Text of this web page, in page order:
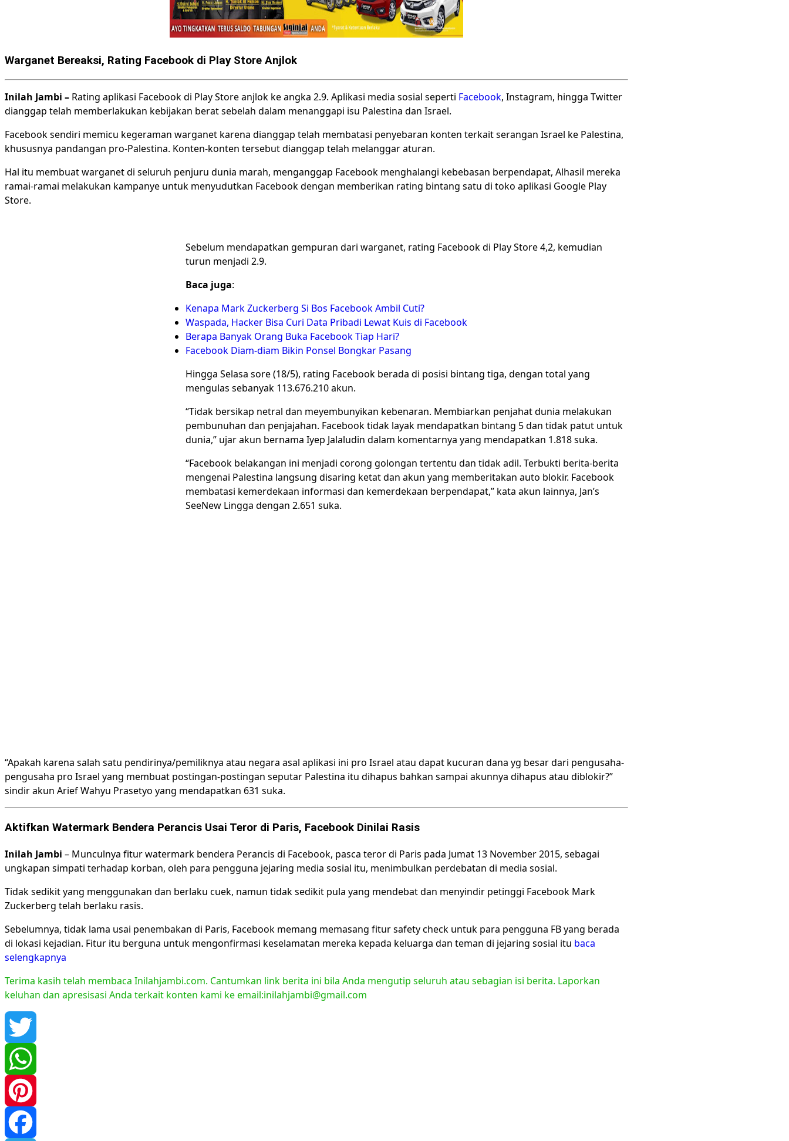
Warganet Bereaksi, Rating Facebook di Play Store Anjlok
Inilah Jambi – Rating aplikasi Facebook di Play Store anjlok ke angka 2.9. Aplikasi media sosial seperti Facebook, Instagram, hingga Twitter
dianggap telah memberlakukan kebijakan berat sebelah dalam menanggapi isu Palestina dan Israel.
Facebook sendiri memicu kegeraman warganet karena dianggap telah membatasi penyebaran konten terkait serangan Israel ke Palestina,
khususnya pandangan pro-Palestina. Konten-konten tersebut dianggap telah melanggar aturan.
Hal itu membuat warganet di seluruh penjuru dunia marah, menganggap Facebook menghalangi kebebasan berpendapat, Alhasil mereka
ramai-ramai melakukan kampanye untuk menyudutkan Facebook dengan memberikan rating bintang satu di toko aplikasi Google Play
Store.
Sebelum mendapatkan gempuran dari warganet, rating Facebook di Play Store 4,2, kemudian
turun menjadi 2.9.
Baca juga:
Kenapa Mark Zuckerberg Si Bos Facebook Ambil Cuti?
Waspada, Hacker Bisa Curi Data Pribadi Lewat Kuis di Facebook
Berapa Banyak Orang Buka Facebook Tiap Hari?
Facebook Diam-diam Bikin Ponsel Bongkar Pasang
Hingga Selasa sore (18/5), rating Facebook berada di posisi bintang tiga, dengan total yang
mengulas sebanyak 113.676.210 akun.
“Tidak bersikap netral dan meyembunyikan kebenaran. Membiarkan penjahat dunia melakukan
pembunuhan dan penjajahan. Facebook tidak layak mendapatkan bintang 5 dan tidak patut untuk
dunia,” ujar akun bernama Iyep Jalaludin dalam komentarnya yang mendapatkan 1.818 suka.
“Facebook belakangan ini menjadi corong golongan tertentu dan tidak adil. Terbukti berita-berita
mengenai Palestina langsung disaring ketat dan akun yang memberitakan auto blokir. Facebook
membatasi kemerdekaan informasi dan kemerdekaan berpendapat,” kata akun lainnya, Jan’s
SeeNew Lingga dengan 2.651 suka.
“Apakah karena salah satu pendirinya/pemiliknya atau negara asal aplikasi ini pro Israel atau dapat kucuran dana yg besar dari pengusaha-
pengusaha pro Israel yang membuat postingan-postingan seputar Palestina itu dihapus bahkan sampai akunnya dihapus atau diblokir?”
sindir akun Arief Wahyu Prasetyo yang mendapatkan 631 suka.
Aktifkan Watermark Bendera Perancis Usai Teror di Paris, Facebook Dinilai Rasis
Inilah Jambi – Munculnya fitur watermark bendera Perancis di Facebook, pasca teror di Paris pada Jumat 13 November 2015, sebagai
ungkapan simpati terhadap korban, oleh para pengguna jejaring media sosial itu, menimbulkan perdebatan di media sosial.
Tidak sedikit yang menggunakan dan berlaku cuek, namun tidak sedikit pula yang mendebat dan menyindir petinggi Facebook Mark
Zuckerberg telah berlaku rasis.
Sebelumnya, tidak lama usai penembakan di Paris, Facebook memang memasang fitur safety check untuk para pengguna FB yang berada
di lokasi kejadian. Fitur itu berguna untuk mengonfirmasi keselamatan mereka kepada keluarga dan teman di jejaring sosial itu baca
selengkapnya
Terima kasih telah membaca Inilahjambi.com. Cantumkan link berita ini bila Anda mengutip seluruh atau sebagian isi berita. Laporkan
keluhan dan apresisasi Anda terkait konten kami ke email:inilahjambi@gmail.com
Twitter
WhatsApp
Pinterest